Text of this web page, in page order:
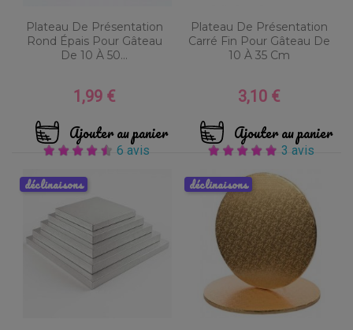
Plateau De Présentation
Rond Épais Pour Gâteau
De 10 À 50...
Prix
1,99 €
Ajouter au panier
6 avis
Plateau De Présentation
Carré Fin Pour Gâteau De
10 À 35 Cm
Prix
3,10 €
Ajouter au panier
3 avis
déclinaisons déclinaisons